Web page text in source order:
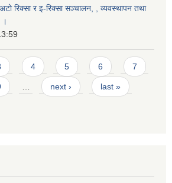
रिक्सा र इ-रिक्सा सञ्चालन, , व्यवस्थापन तथा
।
4 5 6 7
next › last »